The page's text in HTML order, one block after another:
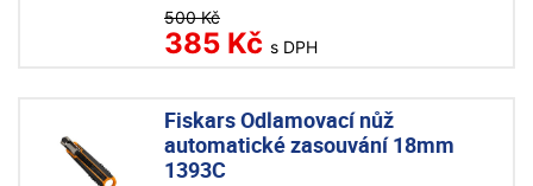
500 Kč
385 Kč s DPH
Fiskars Odlamovací nůž
automatické zasouvání 18mm
1393C